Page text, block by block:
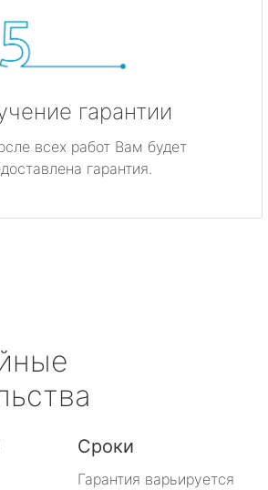
гарантии
всех работ Вам будет
гарантия.
Сроки
Гарантия варьируется